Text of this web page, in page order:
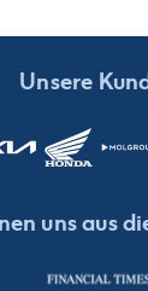
Unsere
uns aus